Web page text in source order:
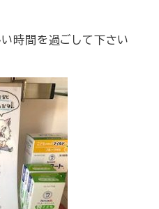
い時間を過ごして下さい